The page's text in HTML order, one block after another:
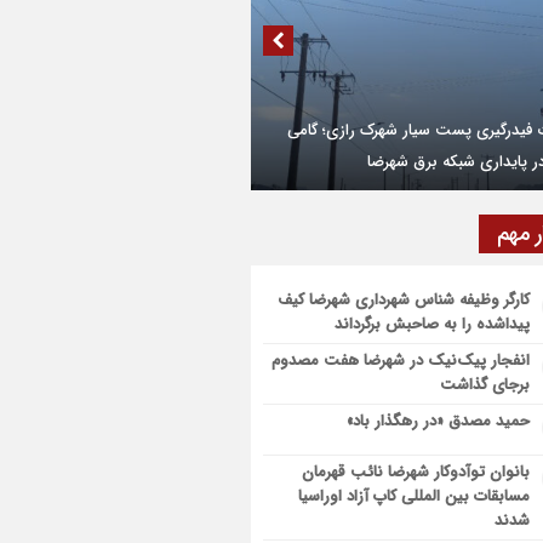
از کتاب محیا، آخرین اثر نویسنده جوان
۶۴ میلیارد تومان تسهیلات اشتغالزایی به
کمیته امداد شهرضا پرداخت شد
و سرمایه‌گذاری خط قرمز و دغدغه اصلی
جنگ در شهرضا اختصاص یافت
راه ساده برای افزایش عمر لباس‌ها
از شبکه روشنایی بلوار خلیج فارس در
مهم
کارگر وظیفه شناس شهرداری شهرضا کیف
پیداشده را به صاحبش برگرداند
انفجار پیک‌نیک در شهرضا هفت مصدوم
برجای گذاشت
حمید مصدق «در رهگذار باد»
بانوان توآدوکار شهرضا نائب قهرمان
مسابقات بین المللی کاپ آزاد اوراسیا
شدند